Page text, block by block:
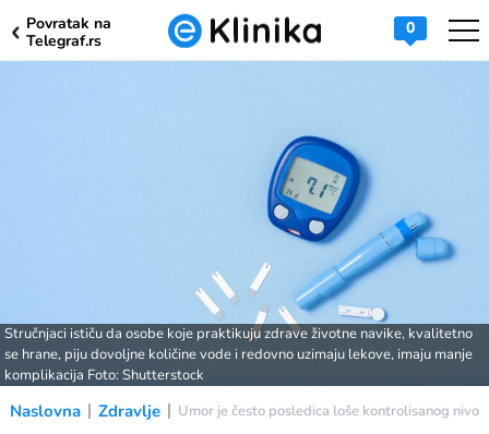
Povratak na
Telegraf.rs
0
Stručnjaci ističu da osobe koje praktikuju zdrave životne navike, kvalitetno
se hrane, piju dovoljne količine vode i redovno uzimaju lekove, imaju manje
komplikacija Foto: Shutterstock
Naslovna Zdravlje Umor je često posledica loše kontrolisanog